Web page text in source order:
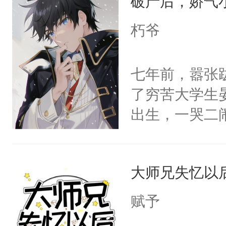
病，一个个的
上了还是无动
间变脸背叛
的恶事他都对
一个权力滔
右男主又报复
他说：【您
年，存活下来
再说一遍。】
朽爷
七年前，嚣张
了穷苦大学生
出生，一哭二
斯野已然是咳
的大佬级人物
大师兄失忆以
赋予